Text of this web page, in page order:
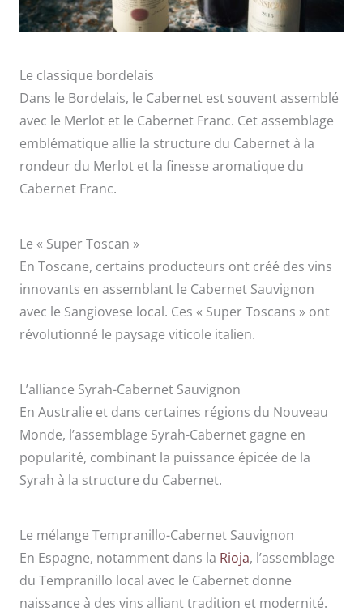
Le classique bordelais
Dans le Bordelais, le Cabernet est souvent assemblé
avec le Merlot et le Cabernet Franc. Cet assemblage
emblématique allie la structure du Cabernet à la
rondeur du Merlot et la finesse aromatique du
Cabernet Franc.
Le « Super Toscan »
En Toscane, certains producteurs ont créé des vins
innovants en assemblant le Cabernet Sauvignon
avec le Sangiovese local. Ces « Super Toscans » ont
révolutionné le paysage viticole italien.
L’alliance Syrah-Cabernet Sauvignon
En Australie et dans certaines régions du Nouveau
Monde, l’assemblage Syrah-Cabernet gagne en
popularité, combinant la puissance épicée de la
Syrah à la structure du Cabernet.
Le mélange Tempranillo-Cabernet Sauvignon
En Espagne, notamment dans la Rioja, l’assemblage
du Tempranillo local avec le Cabernet donne
naissance à des vins alliant tradition et modernité.